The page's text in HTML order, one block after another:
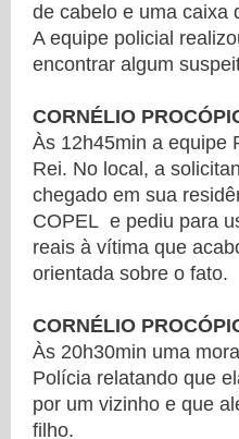
de cabelo e uma caixa
A equipe policial
encontrar algum
CORNÉLIO
Às 12h45min a equipe
Rei. No local, a
chegado em sua
COPEL e pediu para
reais à vítima que
orientada sobre o fato.
CORNÉLIO
Às 20h30min uma
Polícia relatando que
por um vizinho e que
filho.